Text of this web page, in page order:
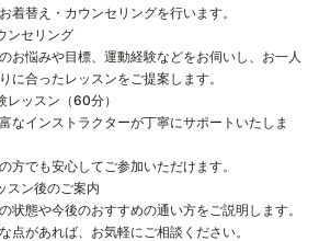
着替え・カウンセリングを行います。
セリング
お悩みや目標、運動経験などをお伺いし、お一人
に合ったレッスンをご提案します。
ッスン（60分）
なインストラクターが丁寧にサポートいたしま
方でも安心してご参加いただけます。
ン後のご案内
状態や今後のおすすめの通い方をご説明します。
点があれば、お気軽にご相談ください。